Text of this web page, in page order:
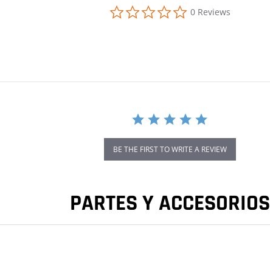
0.0 star rating
0 Reviews
BE THE FIRST TO WRITE A REVIEW
PARTES Y ACCESORIOS